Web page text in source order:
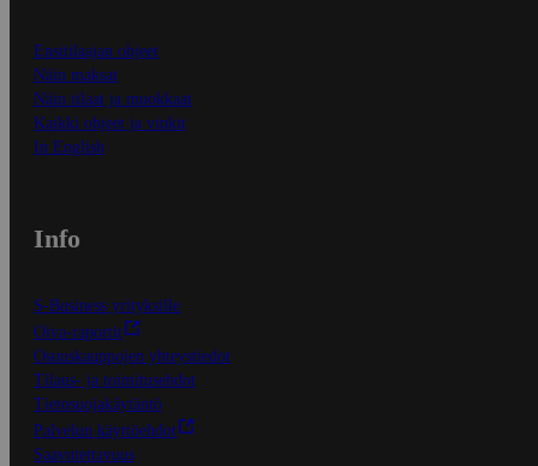
Ensitilaajan ohjeet
Näin maksat
Näin tilaat ja muokkaat
Kaikki ohjeet ja vinkit
In English
Info
S-Business yrityksille
Oiva-raportit
Osuuskauppojen yhteystiedot
Tilaus- ja toimitusehdot
Tietosuojakäytäntö
Palvelun käyttöehdot
Saavutettavuus